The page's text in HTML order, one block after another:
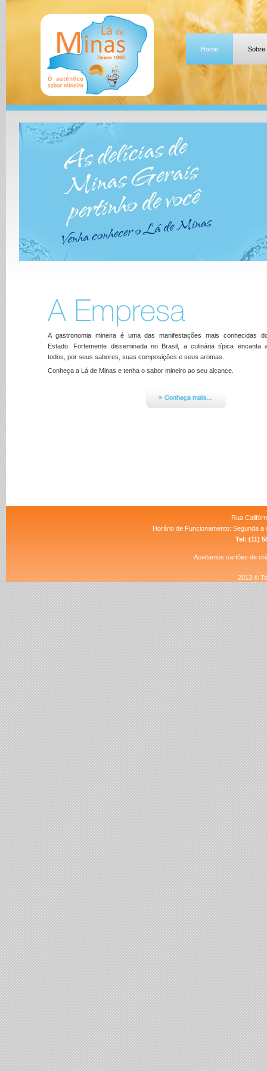
Home Sobre
A gastronomia mineira é uma das manifestações mais conhecidas
Estado. Fortemente disseminada no Brasil, a culinária típica encanta
todos, por seus sabores, suas composições e seus aromas.
Conheça a Lá de Minas e tenha o sabor mineiro ao seu alcance.
Rua
Horário de Funcionamento: Segunda
Tel: (11)
Aceitamos cartões de
2013 ©